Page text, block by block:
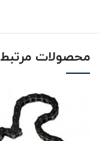
محصولات مرتبط